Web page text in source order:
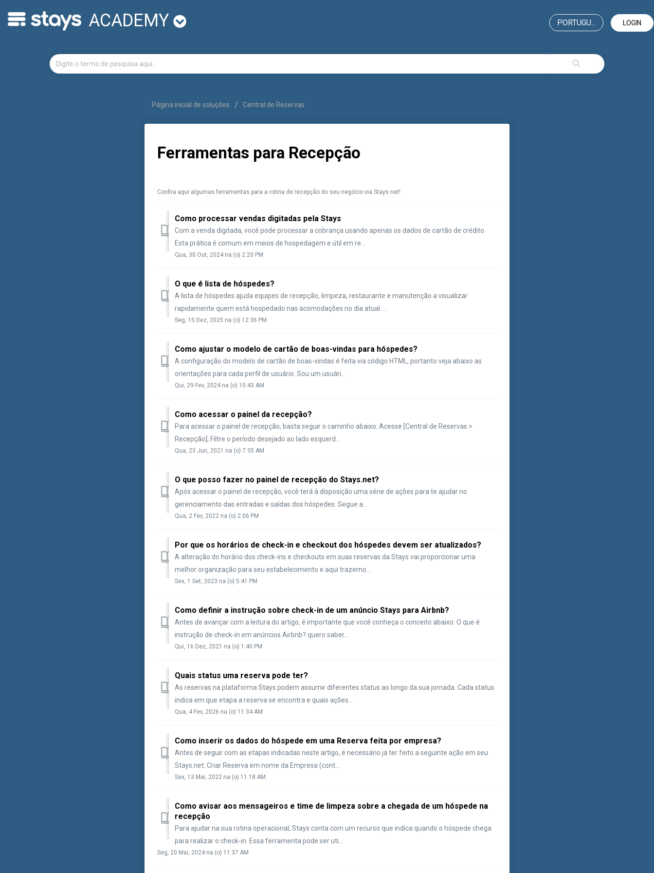
ACADEMY LOGIN
PORTUGU...
Página inicial de soluções Central de Reservas
Ferramentas para Recepção
Confira aqui algumas ferramentas para a rotina de recepção do seu negócio via Stays.net!
Como processar vendas digitadas pela Stays
Com a venda digitada, você pode processar a cobrança usando apenas os dados de cartão de crédito.
Esta prática é comum em meios de hospedagem e útil em re...
Qua, 30 Out, 2024 na (o) 2:20 PM
O que é lista de hóspedes?
A lista de hóspedes ajuda equipes de recepção, limpeza, restaurante e manutenção a visualizar
rapidamente quem está hospedado nas acomodações no dia atual. ...
Seg, 15 Dez, 2025 na (o) 12:36 PM
Como ajustar o modelo de cartão de boas-vindas para hóspedes?
A configuração do modelo de cartão de boas-vindas é feita via código HTML, portanto veja abaixo as
orientações para cada perfil de usuário: Sou um usuári...
Qui, 29 Fev, 2024 na (o) 10:43 AM
Como acessar o painel da recepção?
Para acessar o painel de recepção, basta seguir o caminho abaixo: Acesse [Central de Reservas >
Recepção]; Filtre o período desejado ao lado esquerd...
Qua, 23 Jun, 2021 na (o) 7:35 AM
O que posso fazer no painel de recepção do Stays.net?
Após acessar o painel de recepção, você terá à disposição uma série de ações para te ajudar no
gerenciamento das entradas e saídas dos hóspedes. Segue a...
Qua, 2 Fev, 2022 na (o) 2:06 PM
Por que os horários de check-in e checkout dos hóspedes devem ser atualizados?
A alteração do horário dos check-ins e checkouts em suas reservas da Stays vai proporcionar uma
melhor organização para seu estabelecimento e aqui trazemo...
Sex, 1 Set, 2023 na (o) 5:41 PM
Como definir a instrução sobre check-in de um anúncio Stays para Airbnb?
Antes de avançar com a leitura do artigo, é importante que você conheça o conceito abaixo: O que é
instrução de check-in em anúncios Airbnb? quero saber...
Qui, 16 Dez, 2021 na (o) 1:40 PM
Quais status uma reserva pode ter?
As reservas na plataforma Stays podem assumir diferentes status ao longo da sua jornada. Cada status
indica em que etapa a reserva se encontra e quais ações...
Qua, 4 Fev, 2026 na (o) 11:34 AM
Como inserir os dados do hóspede em uma Reserva feita por empresa?
Antes de seguir com as etapas indicadas neste artigo, é necessário já ter feito a seguinte ação em seu
Stays.net: Criar Reserva em nome da Empresa (cont...
Sex, 13 Mai, 2022 na (o) 11:18 AM
Como avisar aos mensageiros e time de limpeza sobre a chegada de um hóspede na
recepção
Para ajudar na sua rotina operacional, Stays conta com um recurso que indica quando o hóspede chega
para realizar o check-in. Essa ferramenta pode ser uti...
Seg, 20 Mai, 2024 na (o) 11:37 AM